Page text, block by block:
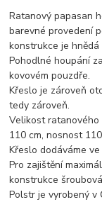
Ratanový papasan
barevné provedení
konstrukce je hnědá
Pohodlné houpání
kovovém pouzdře.
Křeslo je zároveň
tedy zároveň.
Velikost ratanového
110 cm, nosnost
Křeslo dodáváme
Pro zajištění
konstrukce
Polstr je vyrobený v